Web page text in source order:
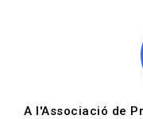
A l'Associació de